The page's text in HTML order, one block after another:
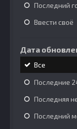
Последний
Ввести своё
Дата
Все
Последние
Последняя
Последний